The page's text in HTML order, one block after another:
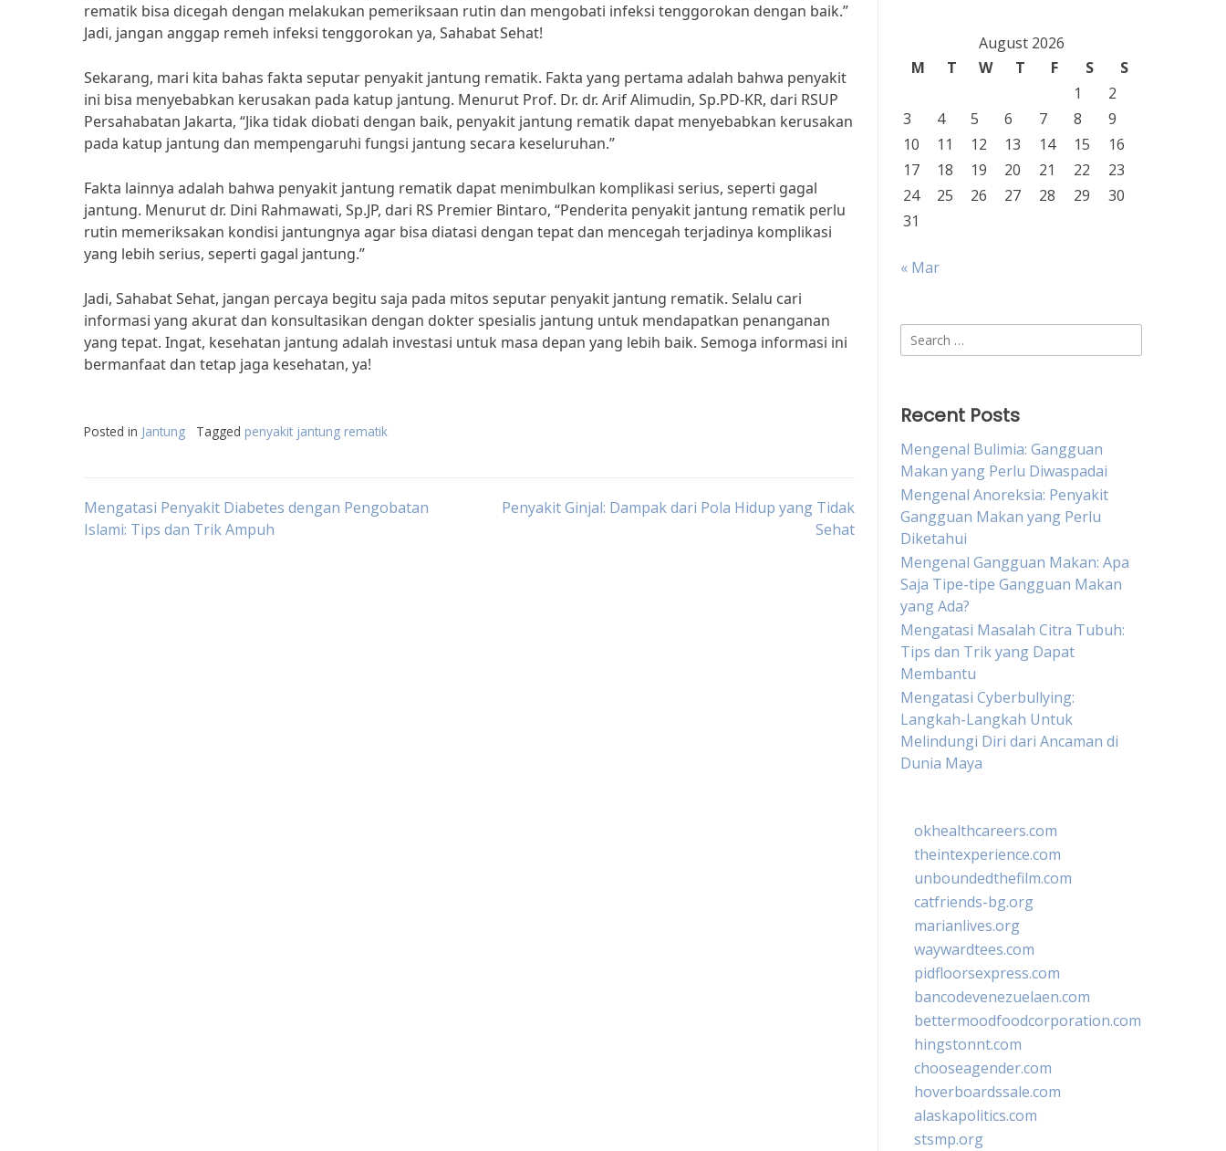
rematik bisa dicegah dengan melakukan pemeriksaan rutin dan mengobati infeksi tenggorokan dengan baik.”
Jadi, jangan anggap remeh infeksi tenggorokan ya, Sahabat Sehat!
Sekarang, mari kita bahas fakta seputar penyakit jantung rematik. Fakta yang pertama adalah bahwa penyakit
ini bisa menyebabkan kerusakan pada katup jantung. Menurut Prof. Dr. dr. Arif Alimudin, Sp.PD-KR, dari RSUP
Persahabatan Jakarta, “Jika tidak diobati dengan baik, penyakit jantung rematik dapat menyebabkan kerusakan
pada katup jantung dan mempengaruhi fungsi jantung secara keseluruhan.”
Fakta lainnya adalah bahwa penyakit jantung rematik dapat menimbulkan komplikasi serius, seperti gagal
jantung. Menurut dr. Dini Rahmawati, Sp.JP, dari RS Premier Bintaro, “Penderita penyakit jantung rematik perlu
rutin memeriksakan kondisi jantungnya agar bisa diatasi dengan tepat dan mencegah terjadinya komplikasi
yang lebih serius, seperti gagal jantung.”
Jadi, Sahabat Sehat, jangan percaya begitu saja pada mitos seputar penyakit jantung rematik. Selalu cari
informasi yang akurat dan konsultasikan dengan dokter spesialis jantung untuk mendapatkan penanganan
yang tepat. Ingat, kesehatan jantung adalah investasi untuk masa depan yang lebih baik. Semoga informasi ini
bermanfaat dan tetap jaga kesehatan, ya!
Posted in Jantung Tagged penyakit jantung rematik
Post
Mengatasi Penyakit Diabetes dengan Pengobatan
Islami: Tips dan Trik Ampuh
Penyakit Ginjal: Dampak dari Pola Hidup yang Tidak
Sehat
August 2026
M
T W T F S
S
1
2
3
4 5 6 7 8
9
10
11 12 13 14 15
16
17
18 19 20 21 22
23
24
25 26 27 28 29
30
31
« Mar
Search
for:
Recent Posts
Mengenal Bulimia: Gangguan
Makan yang Perlu Diwaspadai
Mengenal Anoreksia: Penyakit
Gangguan Makan yang Perlu
Diketahui
Mengenal Gangguan Makan: Apa
Saja Tipe-tipe Gangguan Makan
yang Ada?
Mengatasi Masalah Citra Tubuh:
Tips dan Trik yang Dapat
Membantu
Mengatasi Cyberbullying:
Langkah-Langkah Untuk
Melindungi Diri dari Ancaman di
Dunia Maya
okhealthcareers.com
theintexperience.com
unboundedthefilm.com
catfriends-bg.org
marianlives.org
waywardtees.com
pidfloorsexpress.com
bancodevenezuelaen.com
bettermoodfoodcorporation.com
hingstonnt.com
chooseagender.com
hoverboardssale.com
alaskapolitics.com
stsmp.org